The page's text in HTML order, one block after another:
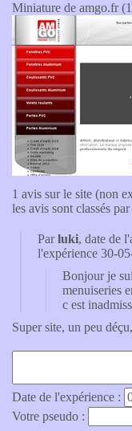
Miniature de amgo.fr
1 avis sur le site (non
les avis sont classés
Parluki, date de
l'expérience 30-
Bonjour je
menuiseries
c est
Super site, un peu
Date de l'expérience :
Votre pseudo :